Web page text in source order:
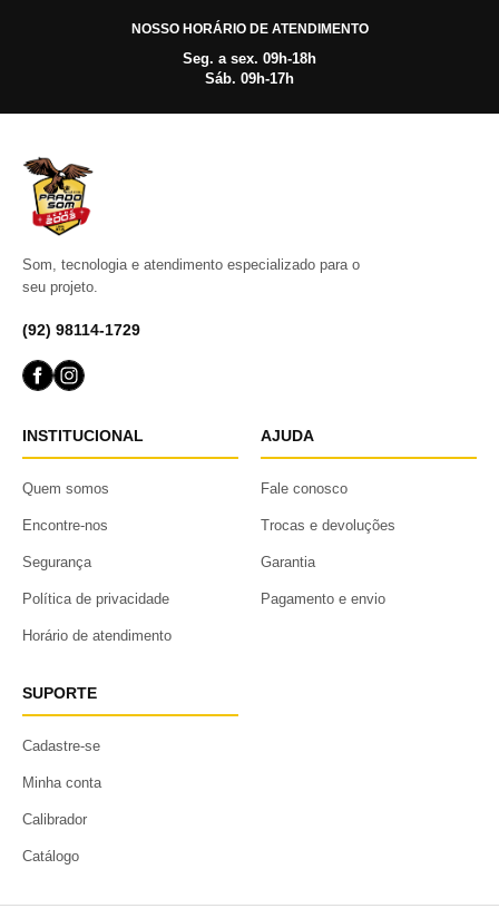
NOSSO HORÁRIO DE ATENDIMENTO
Seg. a sex. 09h-18h
Sáb. 09h-17h
Som, tecnologia e atendimento especializado para o
seu projeto.
(92) 98114-1729
INSTITUCIONAL
Quem somos
Encontre-nos
Segurança
Política de privacidade
Horário de atendimento
AJUDA
Fale conosco
Trocas e devoluções
Garantia
Pagamento e envio
SUPORTE
Cadastre-se
Minha conta
Calibrador
Catálogo